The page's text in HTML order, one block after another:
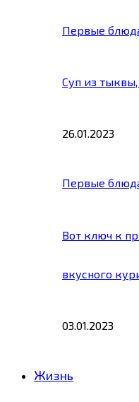
Первые
Суп из
26.01.2023
Первые
Вот ключ к
вкусного
03.01.2023
Жизнь